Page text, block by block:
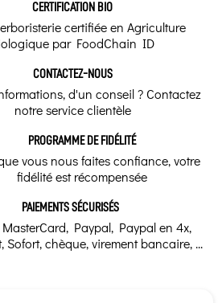
CERTIFICATION BIO
certifiée en Agriculture
par FoodChain ID
CONTACTEZ-NOUS
d'un conseil ? Contactez
notre service clientèle
PROGRAMME DE FIDÉLITÉ
vous nous faites confiance, votre
fidélité est récompensée
PAIEMENTS SÉCURISÉS
MasterCard, Paypal, Paypal en 4x,
Sofort, chèque, virement bancaire, ...